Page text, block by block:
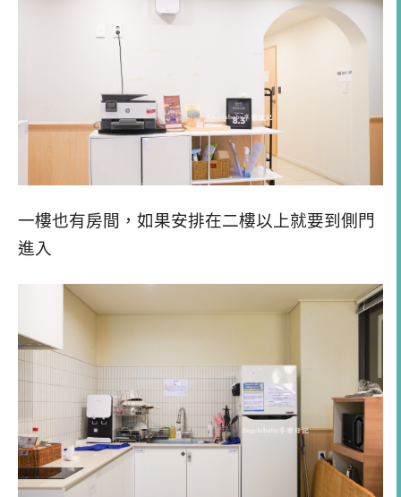
一樓也有房間，如果安排在二樓以上就要到側門
進入